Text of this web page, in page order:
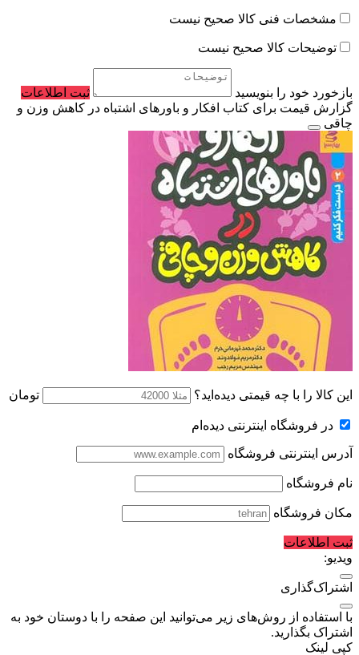
مشخصات فنی کالا صحیح نیست
توضیحات کالا صحیح نیست
بازخورد خود را بنویسید
ثبت اطلاعات
گزارش قیمت برای کتاب افکار و باورهای اشتباه در کاهش وزن و
چاقی
این کالا را با چه قیمتی دیده‌اید؟ تومان
در فروشگاه اینترنتی دیده‌ام
آدرس اینترنتی فروشگاه
نام فروشگاه
مکان فروشگاه
ثبت اطلاعات
ویدیو:
اشتراک‌گذاری
با استفاده از روش‌های زیر می‌توانید این صفحه را با دوستان خود به
اشتراک بگذارید.
کپی لینک